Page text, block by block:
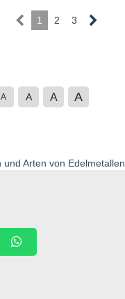
Arten von Edelmetallen
1 2 3
A A A A